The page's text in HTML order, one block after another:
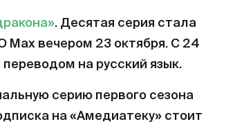
. Десятая серия стала
Max вечером 23 октября. С 24
на русский язык.
серию первого сезона
на «Амедиатеку» стоит